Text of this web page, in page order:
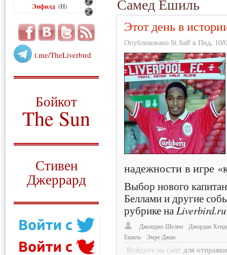
Энфилд (H)
t.me/TheLiverbird
Бойкот
The Sun
Стивен
Джеррард
Самед Ешиль
Этот день в
Опубликовано St.Saff в Пнд, 10/
надежности в игре
Выбор нового
Беллами и другие
рубрике на Liverbird.ru
Джонджо Шелви
Джордан
Ешиль
Эмре Джан
Войдите на сайт для